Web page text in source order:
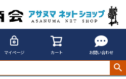
マイページ カート お問い合わせ
クリアーフレーム 2Lのレビューを書く